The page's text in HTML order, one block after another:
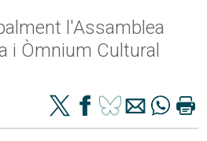
l'Assamblea
i Òmnium Cultural